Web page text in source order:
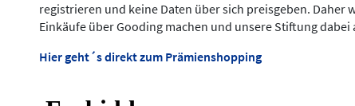
registrieren und keine Daten über sich preisgeben. Daher
Einkäufe über Gooding machen und unsere Stiftung dabei
Hier geht´s direkt zum Prämienshopping